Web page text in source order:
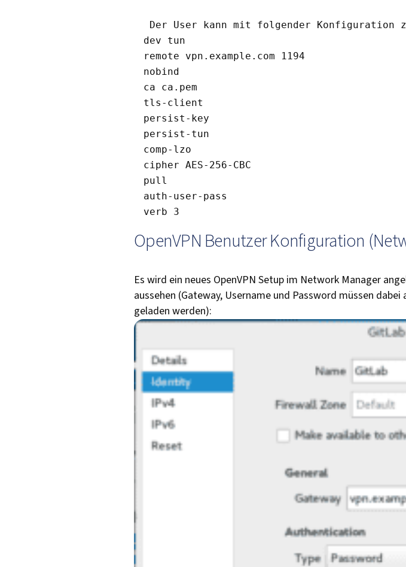
Der User kann mit folgender
dev tun
remote vpn.example.com 1194
nobind
ca ca.pem
tls-client
persist-key
persist-tun
comp-lzo
cipher AES-256-CBC
pull
auth-user-pass
OpenVPN Benutzer Konfiguration
Es wird ein neues OpenVPN Setup im Network Manager
aussehen (Gateway, Username und Password müssen
geladen werden):